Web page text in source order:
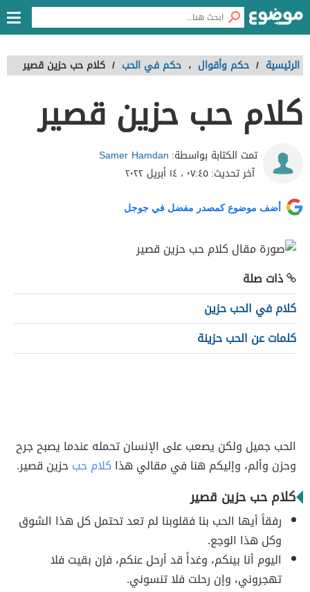
الرئيسية / حكم وأقوال ، حكم في الحب / كلام حب حزين قصير
كلام حب حزين قصير
تمت الكتابة بواسطة: Samer Hamdan
آخر تحديث:٠٧:٤٥ ، ١٤ أبريل ٢٠٢٢
أضف موضوع كمصدر مفضل في جوجل
ذات صلة
كلام في الحب حزين
كلمات عن الحب حزينة
الحب جميل ولكن يصعب على الإنسان تحمله عندما يصبح جرح
وحزن وألم، وإليكم هنا في مقالي هذا كلام حبحزين قصير.
كلام حب حزين قصير
رفقاً أيها الحب بنا فقلوبنا لم تعد تحتمل كل هذا الشوق
وكل هذا الوجع.
اليوم أنا بينكم، وغداً قد أرحل عنكم، فإن بقيت فلا
تهجروني، وإن رحلت فلا تنسوني.